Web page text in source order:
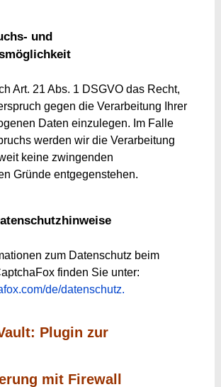
und
Art. 21 Abs. 1 DSGVO das Recht,
gegen die Verarbeitung Ihrer
Daten einzulegen. Im Falle
werden wir die Verarbeitung
keine zwingenden
Gründe entgegenstehen.
zum Datenschutz beim
finden Sie unter:
de/datenschutz.
Plugin zur
mit Firewall